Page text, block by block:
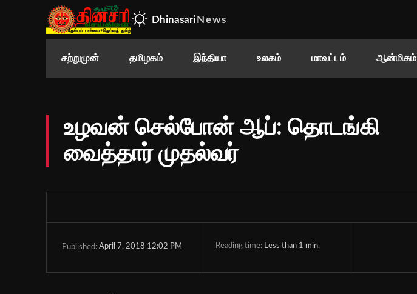
Dhinasari News
சற்றுமுன் தமிழகம் இந்தியா உலகம் மாவட்டம் ஆன்மிகம்
உழவன் செல்போன் ஆப்: தொடங்கி
வைத்தார் முதல்வர்
Published: April 7, 2018 12:02 PM Reading time: Less than 1 min.